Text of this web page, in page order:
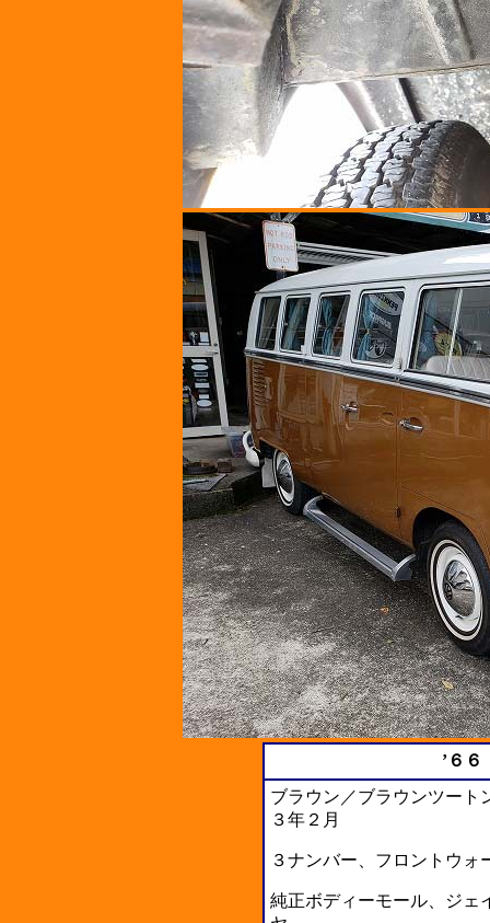
’６６
ブラウン／ブラウンツー
３年２月
３ナンバー、フロントウォ
純正ボディーモール、ジェ